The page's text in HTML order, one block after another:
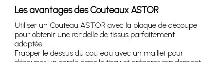
Les avantages des Couteaux ASTOR
Utiliser un Couteau ASTOR avec la plaque de découpe
pour obtenir une rondelle de tissus parfaitement
adaptée.
Frapper le dessus du couteau avec un maillet pour